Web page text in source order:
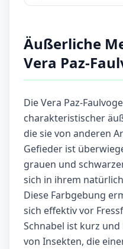
Äußerliche
Vera Paz-
Die Vera Paz-
charakteristischer
die sie von anderen
Gefieder ist
grauen und
sich in ihrem
Diese Farbgebung
sich effektiv vor
Schnabel ist kurz
von Insekten, die